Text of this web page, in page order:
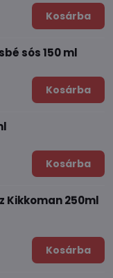
Kosárba
sós 150 ml
Kosárba
Kosárba
Kikkoman 250ml
Kosárba